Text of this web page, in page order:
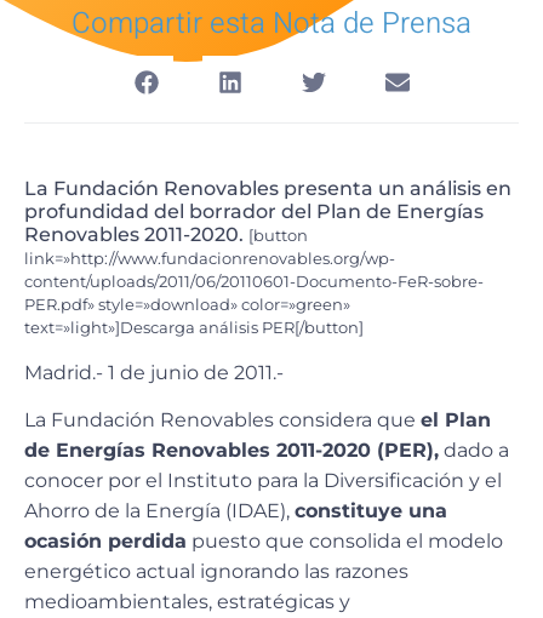
Compartir esta Nota de Prensa
La Fundación Renovables presenta un análisis en
profundidad del borrador del Plan de Energías
Renovables 2011-2020. [button
link=»http://www.fundacionrenovables.org/wp-
content/uploads/2011/06/20110601-Documento-FeR-sobre-
PER.pdf» style=»download» color=»green»
text=»light»]Descarga análisis PER[/button]
Madrid.- 1 de junio de 2011.-
La Fundación Renovables considera que el Plan
de Energías Renovables 2011-2020 (PER), dado a
conocer por el Instituto para la Diversificación y el
Ahorro de la Energía (IDAE), constituye una
ocasión perdida puesto que consolida el modelo
energético actual ignorando las razones
medioambientales, estratégicas y